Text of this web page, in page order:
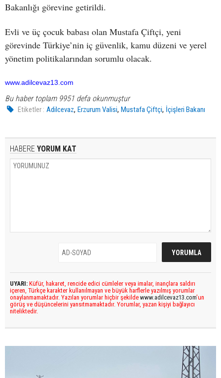
Bakanlığı görevine getirildi.
Evli ve üç çocuk babası olan Mustafa Çiftçi, yeni
görevinde Türkiye’nin iç güvenlik, kamu düzeni ve yerel
yönetim politikalarından sorumlu olacak.
www.adilcevaz13.com
Bu haber toplam 9951 defa okunmuştur
Etiketler : Adilcevaz,Erzurum Valisi,Mustafa Çiftçi, İçişleri Bakanı
HABERE YORUM KAT
UYARI: Küfür, hakaret, rencide edici cümleler veya imalar, inançlara saldırı
içeren, Türkçe karakter kullanılmayan ve büyük harflerle yazılmış yorumlar
onaylanmamaktadır. Yazılan yorumlar hiçbir şekilde www.adilcevaz13.com’un
görüş ve düşüncelerini yansıtmamaktadır. Yorumlar, yazan kişiyi bağlayıcı
niteliktedir.